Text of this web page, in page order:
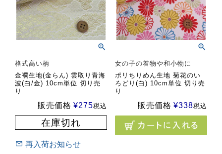
格式高い柄
金襴生地(金らん) 雲取り青海
波(白/金) 10cm単位 切り売
り
販売価格 ¥275税込
在庫切れ
再入荷お知らせ
女の子の着物や和小物に
ポリちりめん生地 菊花のい
ろどり(白) 10cm単位 切り売
り
販売価格 ¥338税込